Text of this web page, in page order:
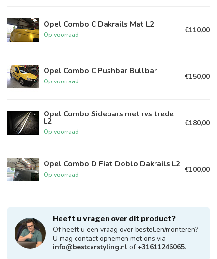
Opel Combo C Dakrails Mat L2
Op voorraad
€110,00
Opel Combo C Pushbar Bullbar
Op voorraad
€150,00
Opel Combo Sidebars met rvs trede
L2
Op voorraad
€180,00
Opel Combo D Fiat Doblo Dakrails L2
Op voorraad
€100,00
Heeft u vragen over dit product?
Of heeft u een vraag over bestellen/monteren?
U mag contact opnemen met ons via
info@bestcarstyling.nl of +31611246065.